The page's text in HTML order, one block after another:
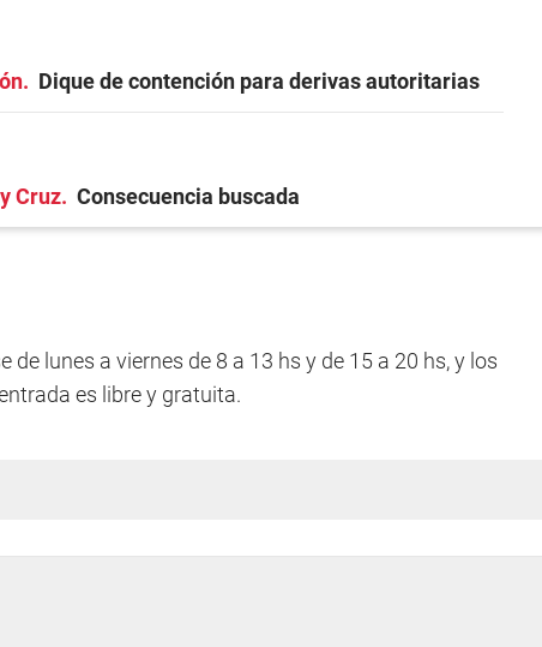
Dique de contención para derivas autoritarias
Cruz Consecuencia buscada
de lunes a viernes de 8 a 13 hs y de 15 a 20 hs, y los
es libre y gratuita.